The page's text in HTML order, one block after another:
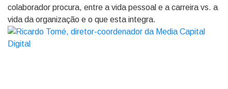
colaborador procura, entre a vida pessoal e a carreira vs. a
vida da organização e o que esta integra.